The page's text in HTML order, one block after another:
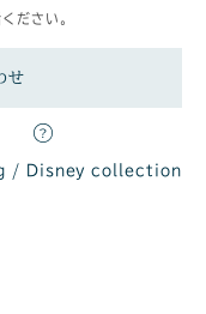
ださい。
せ
/ Disney collection